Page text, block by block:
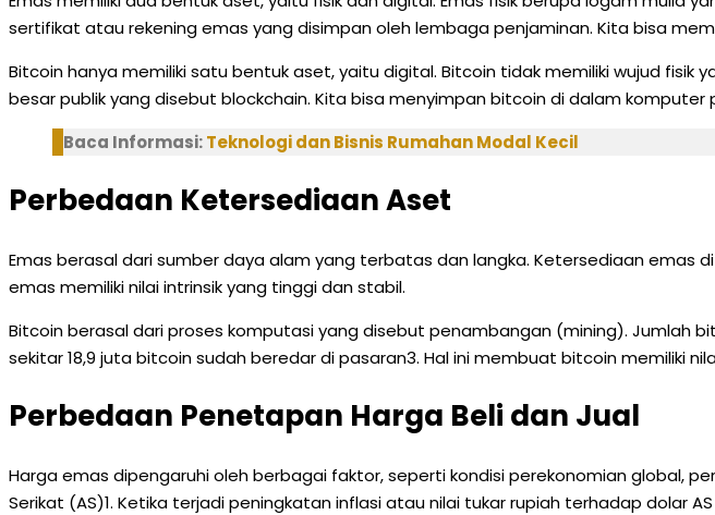
sertifikat atau rekening emas yang disimpan oleh lembaga penjaminan. Kita bisa
Bitcoin hanya memiliki satu bentuk aset, yaitu digital. Bitcoin tidak memiliki wujud
besar publik yang disebut blockchain. Kita bisa menyimpan bitcoin di dalam
Baca Informasi:Teknologi dan Bisnis Rumahan Modal Kecil
Perbedaan Ketersediaan Aset
Emas berasal dari sumber daya alam yang terbatas dan langka. Ketersediaan emas
emas memiliki nilai intrinsik yang tinggi dan stabil.
Bitcoin berasal dari proses komputasi yang disebut penambangan (mining). Jumlah
sekitar 18,9 juta bitcoin sudah beredar di pasaran3. Hal ini membuat bitcoin memiliki
Perbedaan Penetapan Harga Beli dan Jual
Harga emas dipengaruhi oleh berbagai faktor, seperti kondisi perekonomian global,
Serikat (AS)1. Ketika terjadi peningkatan inflasi atau nilai tukar rupiah terhadap dolar